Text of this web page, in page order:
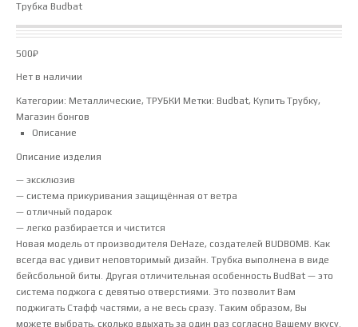
Трубка Budbat
500₽
Нет в наличии
Категории: Металлические, ТРУБКИ Метки: Budbat, Купить Трубку,
Магазин бонгов
Описание
Описание изделия
— эксклюзив
— система прикуривания защищённая от ветра
— отличный подарок
— легко разбирается и чистится
Новая модель от производителя DeHaze, создателей BUDBOMB. Как
всегда вас удивит неповторимый дизайн. Трубка выполнена в виде
бейсбольной биты. Другая отличительная особенность BudBat — это
система поджога с девятью отверстиями. Это позволит Вам
поджигать Стафф частями, а не весь сразу. Таким образом, Вы
можете выбрать, сколько вдыхать за один раз согласно Вашему вкусу.